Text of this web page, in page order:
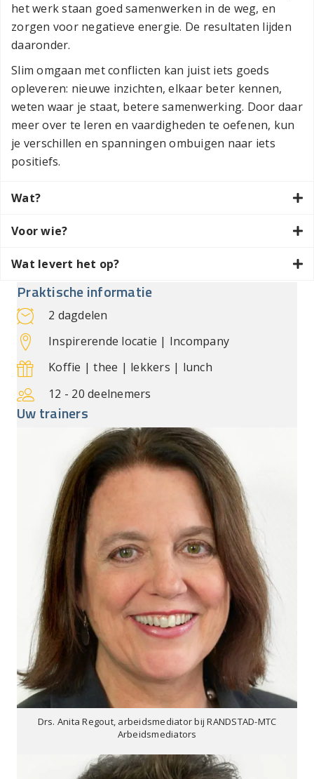
het werk staan goed samenwerken in de weg, en
zorgen voor negatieve energie. De resultaten lijden
daaronder.
Slim omgaan met conflicten kan juist iets goeds
opleveren: nieuwe inzichten, elkaar beter kennen,
weten waar je staat, betere samenwerking. Door daar
meer over te leren en vaardigheden te oefenen, kun
je verschillen en spanningen ombuigen naar iets
positiefs.
Wat?
Voor wie?
Wat levert het op?
Praktische informatie
2 dagdelen
Inspirerende locatie | Incompany
Koffie | thee | lekkers | lunch
12 - 20 deelnemers
Uw trainers
Drs. Anita Regout, arbeidsmediator bij RANDSTAD-MTC
Arbeidsmediators